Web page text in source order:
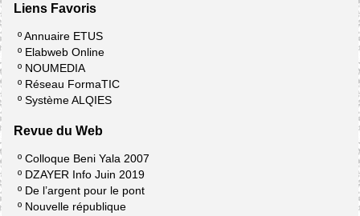
Liens Favoris
ºAnnuaire ETUS
º Elabweb Online
º NOUMEDIA
º Réseau FormaTIC
º Système ALQIES
Revue du Web
º Colloque Beni Yala 2007
º DZAYER Info Juin 2019
º De l’argent pour le pont
º Nouvelle république